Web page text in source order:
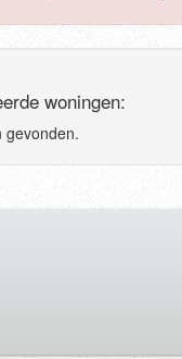
woningen:
gevonden.